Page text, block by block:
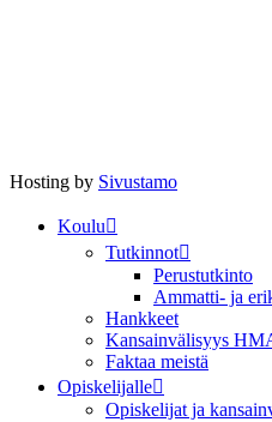
Hosting by Sivustamo
Koulu
Tutkinnot
Perustutkinto
Ammatti- ja
Hankkeet
Kansainvälisyys
Faktaa meistä
Opiskelijalle
Opiskelijat ja